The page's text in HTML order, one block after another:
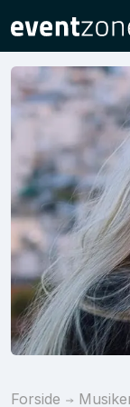
Forside